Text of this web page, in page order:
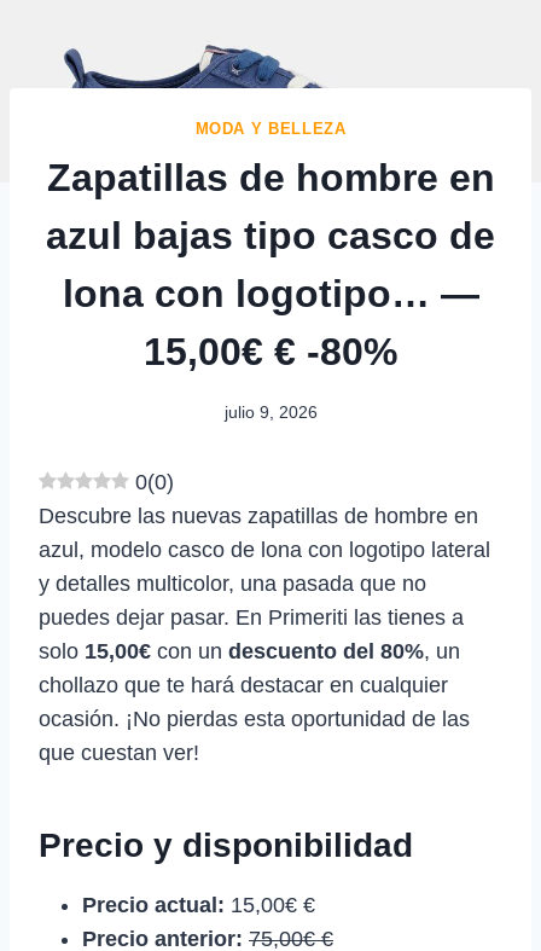
MODA Y BELLEZA
Zapatillas de hombre en
azul bajas tipo casco de
lona con logotipo… —
15,00€ € -80%
julio 9, 2026
0(0)
Descubre las nuevas zapatillas de hombre en
azul, modelo casco de lona con logotipo lateral
y detalles multicolor, una pasada que no
puedes dejar pasar. En Primeriti las tienes a
solo 15,00€ con un descuento del 80%, un
chollazo que te hará destacar en cualquier
ocasión. ¡No pierdas esta oportunidad de las
que cuestan ver!
Precio y disponibilidad
Precio actual: 15,00€ €
Precio anterior: 75,00€ €